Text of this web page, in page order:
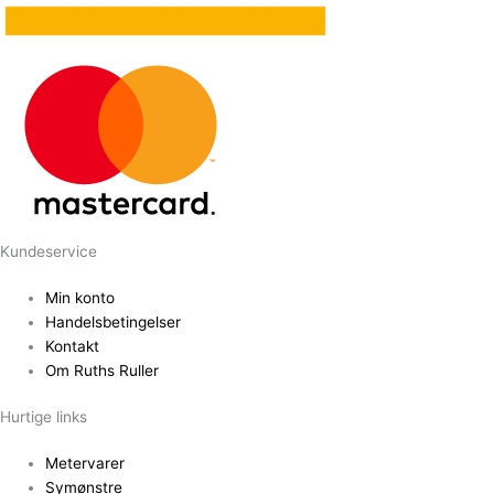
Kundeservice
Min konto
Handelsbetingelser
Kontakt
Om Ruths Ruller
Hurtige links
Metervarer
Symønstre